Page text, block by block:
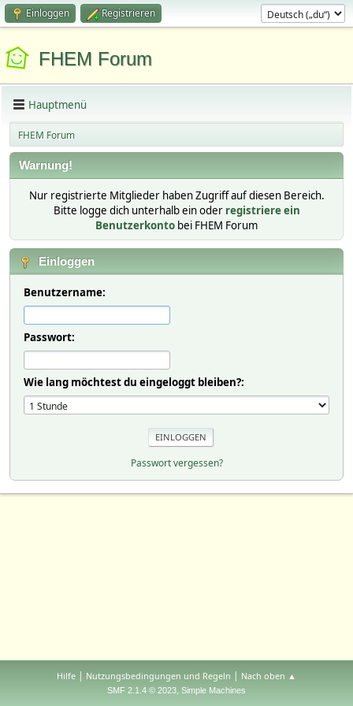
Einloggen Registrieren
FHEM Forum
Hauptmenü
FHEM Forum
Warnung!
Nur registrierte Mitglieder haben Zugriff auf diesen Bereich.
Bitte logge dich unterhalb ein oder registriere ein
Benutzerkonto bei FHEM Forum
Einloggen
Benutzername:
Passwort:
Wie lang möchtest du eingeloggt bleiben?:
Passwort vergessen?
Hilfe | Nutzungsbedingungen und Regeln | Nach oben ▲
SMF 2.1.4 © 2023, Simple Machines